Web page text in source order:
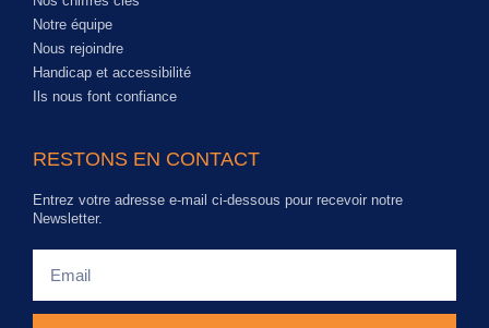
Notre équipe
Nous rejoindre
Handicap et accessibilité
Ils nous font confiance
RESTONS EN CONTACT
Entrez votre adresse e-mail ci-dessous pour recevoir notre
Newsletter.